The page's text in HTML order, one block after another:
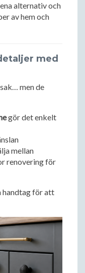
alternativ och
av hem och
med
men de
gör det enkelt
mellan
renovering för
handtag för att